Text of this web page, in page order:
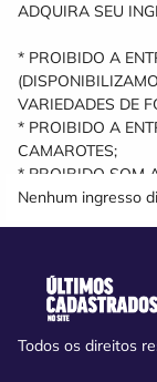
ADQUIRA SEU
* PROIBIDO A
VARIEDADES DE
* PROIBIDO A
CAMAROTES;
* PROIBIDO SOM
Nenhum ingresso
Todos os direitos